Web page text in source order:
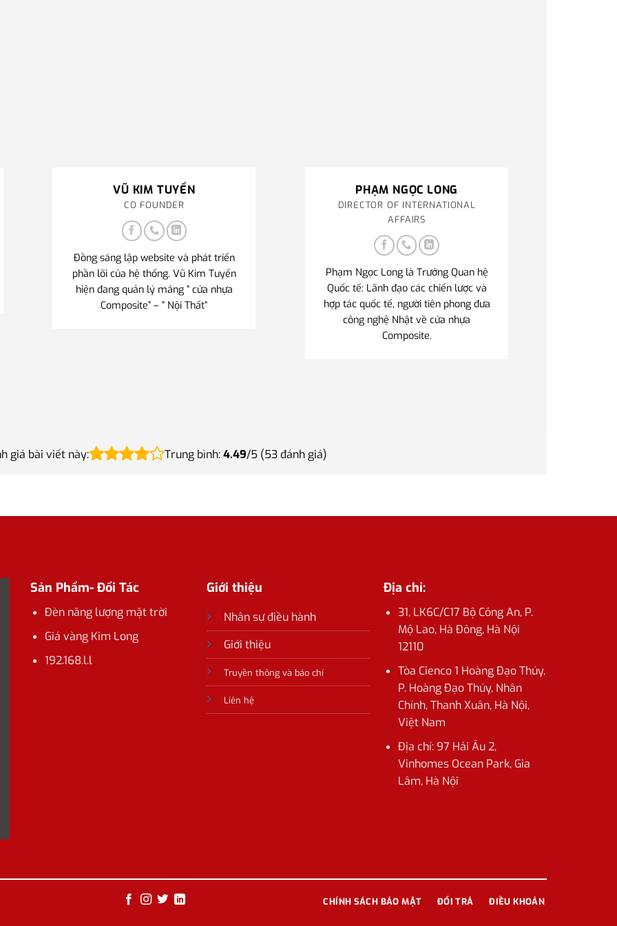
VŨ KIM TUYỂN
CO FOUNDER
Đồng sáng lập website và phát triển
phần lõi của hệ thống. Vũ Kim Tuyển
hiện đang quản lý mảng ” cửa nhựa
Composite” – ” Nội Thất”
PHẠM NGỌC LONG
DIRECTOR OF INTERNATIONAL
AFFAIRS
Phạm Ngọc Long là Trưởng Quan hệ
Quốc tế: Lãnh đạo các chiến lược và
hợp tác quốc tế, người tiên phong đưa
công nghệ Nhật về cửa nhựa
Composite.
giá bài viết này: Trung bình:4.49/5 (53 đánh giá)
Sản Phẩm- Đối Tác
Đèn năng lượng mặt trời
Giá vàng Kim Long
192.168.l.l
Giới thiệu
Nhân sự điều hành
Giới thiệu
Truyền thông và báo chí
Liên hệ
Địa chỉ:
31, LK6C/C17 Bộ Công An, P.
Mộ Lao, Hà Đông, Hà Nội
12110
Tòa Cienco 1 Hoàng Đạo Thúy,
P. Hoàng Đạo Thúy, Nhân
Chính, Thanh Xuân, Hà Nội,
Việt Nam
Địa chỉ: 97 Hải Âu 2,
Vinhomes Ocean Park, Gia
Lâm, Hà Nội
CHÍNH SÁCH BẢO MẬT ĐỔI TRẢ ĐIỀU KHOẢN